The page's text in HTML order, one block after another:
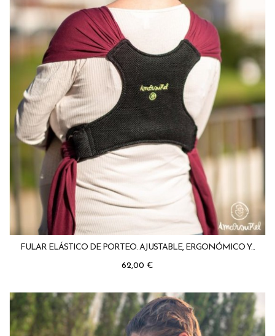
FULAR ELÁSTICO DE PORTEO. AJUSTABLE, ERGONÓMICO Y...
Precio
62,00 €